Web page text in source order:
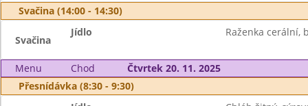
Svačina (14:00 - 14:30)
Svačina
Jídlo Raženka cerální,
Menu Chod
Čtvrtek 20. 11. 2025
Přesnídávka (8:30 - 9:30)